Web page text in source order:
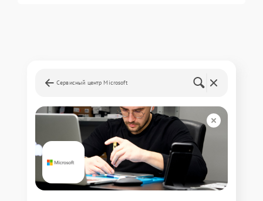
Сервисный центр Microsoft